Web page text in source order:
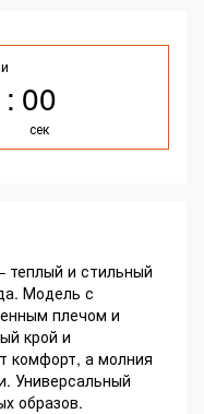
00
сек
теплый и стильный
Модель с
плечом и
крой и
комфорт, а молния
Универсальный
образов.